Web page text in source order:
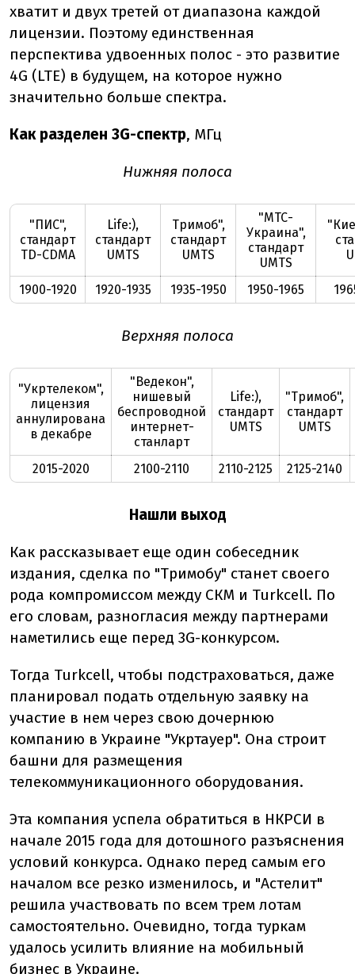
хватит и двух третей от диапазона каждой
лицензии. Поэтому единственная
перспектива удвоенных полос - это развитие
4G (LTE) в будущем, на которое нужно
значительно больше спектра.
Как разделен 3G-спектр, МГц
Нижняя полоса
"ПИС",
стандарт
TD-CDMA
Life:),
стандарт
UMTS
Тримоб",
стандарт
UMTS
"МТС-
Украина",
стандарт
UMTS
1900-1920 1920-1935 1935-1950 1950-1965
Верхняя полоса
"Укртелеком",
лицензия
аннулирована
в декабре
"Ведекон",
нишевый
беспроводной
интернет-
станларт
Life:),
стандарт
UMTS
"Тримоб",
стандарт
UMTS
2015-2020 2100-2110 2110-2125 2125-2140
Нашли выход
Как рассказывает еще один собеседник
издания, сделка по "Тримобу" станет своего
рода компромиссом между СКМ и Turkcell. По
его словам, разногласия между партнерами
наметились еще перед 3G-конкурсом.
Тогда Turkcell, чтобы подстраховаться, даже
планировал подать отдельную заявку на
участие в нем через свою дочернюю
компанию в Украине "Укртауер". Она строит
башни для размещения
телекоммуникационного оборудования.
Эта компания успела обратиться в НКРСИ в
начале 2015 года для дотошного разъяснения
условий конкурса. Однако перед самым его
началом все резко изменилось, и "Астелит"
решила участвовать по всем трем лотам
самостоятельно. Очевидно, тогда туркам
удалось усилить влияние на мобильный
бизнес в Украине.